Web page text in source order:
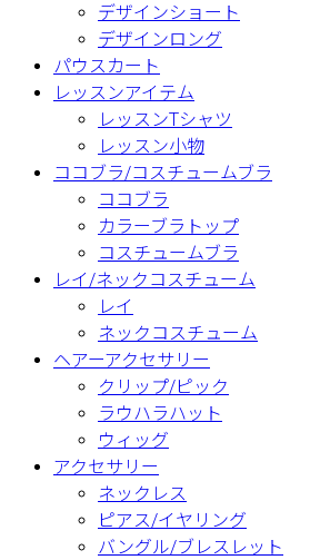
デザインショート
デザインロング
パウスカート
レッスンアイテム
レッスンTシャツ
レッスン小物
ココブラ/コスチュームブラ
ココブラ
カラーブラトップ
コスチュームブラ
レイ/ネックコスチューム
レイ
ネックコスチューム
ヘアーアクセサリー
クリップ/ピック
ラウハラハット
ウィッグ
アクセサリー
ネックレス
ピアス/イヤリング
バングル/ブレスレット